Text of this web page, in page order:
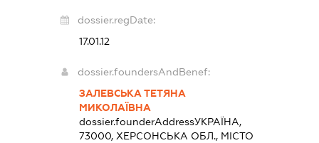
dossier.regDate:
17.01.12
dossier.foundersAndBenef:
ЗАЛЕВСЬКА ТЕТЯНА
МИКОЛАЇВНА
dossier.founderAddressУКРАЇНА,
73000, ХЕРСОНСЬКА ОБЛ., МІСТО